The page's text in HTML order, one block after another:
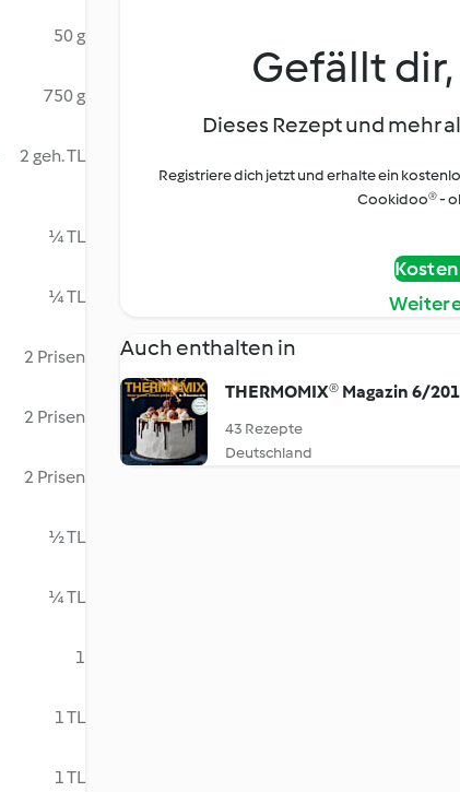
50 g
750 g
2 geh. TL
¼ TL
¼ TL
2 Prisen
2 Prisen
2 Prisen
½ TL
¼ TL
1
1 TL
1 TL
Gefällt
Dieses Rezept und mehr
Registriere dich jetzt und erhalte ein
Cookidoo® -
Auch enthalten in
THERMOMIX® Magazin 6/
43 Rezepte
Deutschland